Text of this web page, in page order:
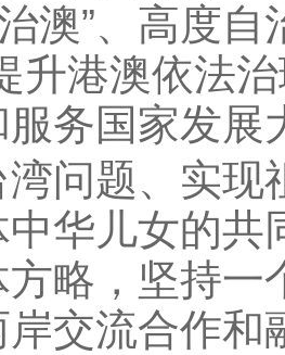
澳”、高度
升港澳依法
务国家发展
题、实现
华儿女的共
略，坚持一
交流合作和